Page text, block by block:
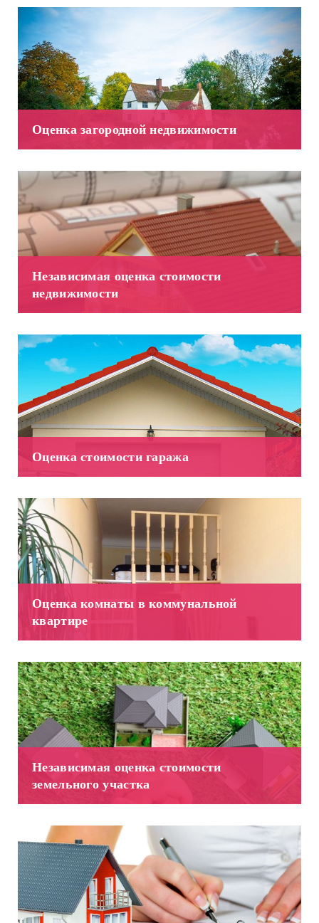
Оценка загородной недвижимости
Независимая оценка стоимости
недвижимости
Оценка стоимости гаража
Оценка комнаты в коммунальной
квартире
Независимая оценка стоимости
земельного участка